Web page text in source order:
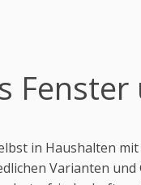
in Haushalten
Varianten